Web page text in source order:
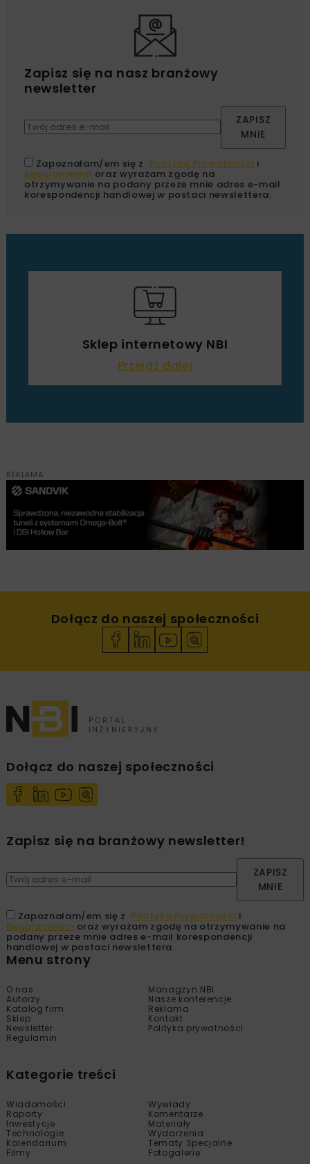
Zapisz się na nasz branżowy
newsletter
ZAPISZ
MNIE
Zapoznałam/em się z Polityką Prywatności i
Regulaminem oraz wyrażam zgodę na
otrzymywanie na podany przeze mnie adres e-mail
korespondencji handlowej w postaci newslettera.
Sklep internetowy NBI
Przejdź dalej
REKLAMA
Dołącz do naszej społeczności
Dołącz do naszej społeczności
Zapisz się na branżowy newsletter!
ZAPISZ
MNIE
Zapoznałam/em się z Polityką Prywatności i
Regulaminem oraz wyrażam zgodę na otrzymywanie na
podany przeze mnie adres e-mail korespondencji
handlowej w postaci newslettera.
Menu strony
O nas
Managzyn NBI
Autorzy
Nasze konferencje
Katalog firm
Reklama
Sklep
Kontakt
Newsletter
Polityka prywatności
Regulamin
Kategorie treści
Wiadomości
Wywiady
Raporty
Komentarze
Inwestycje
Materiały
Technologie
Wydarzenia
Kalendarium
Tematy Specjalne
Filmy
Fotogalerie